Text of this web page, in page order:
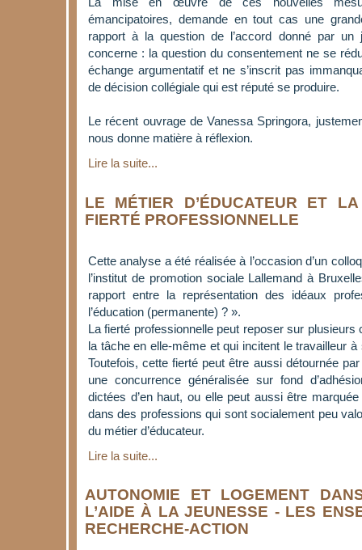
émancipatoires, demande en tout cas une
rapport à la question de l’accord donné par
concerne : la question du consentement ne se
échange argumentatif et ne s’inscrit pas
de décision collégiale qui est réputé se produire.
Le récent ouvrage de Vanessa Springora,
nous donne matière à réflexion.
Lire la suite...
LE MÉTIER D’ÉDUCATEUR ET
FIERTÉ PROFESSIONNELLE
Cette analyse a été réalisée à l’occasion d’un
l’institut de promotion sociale Lallemand à
rapport entre la représentation des idéaux
l’éducation (permanente) ? ».
La fierté professionnelle peut reposer sur
la tâche en elle-même et qui incitent le travailleur
Toutefois, cette fierté peut être aussi détournée
une concurrence généralisée sur fond
dictées d’en haut, ou elle peut aussi être
dans des professions qui sont socialement peu
du métier d’éducateur.
Lire la suite...
AUTONOMIE ET LOGEMENT
L’AIDE À LA JEUNESSE - LES
RECHERCHE-ACTION